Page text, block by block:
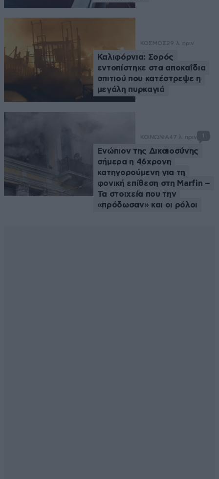
ΚΟΣΜΟΣ29 λ. πριν
Καλιφόρνια: Σορός
εντοπίστηκε στα αποκαΐδια
σπιτιού που κατέστρεψε η
μεγάλη πυρκαγιά
ΚΟΙΝΩΝΙΑ47 λ. πριν 1
Ενώπιον της Δικαιοσύνης
σήμερα η 46χρονη
κατηγορούμενη για τη
φονική επίθεση στη Marfin –
Τα στοιχεία που την
«πρόδωσαν» και οι ρόλοι